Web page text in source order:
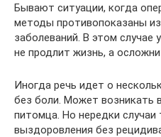
Бывают ситуации, когда
методы противопоказаны
заболеваний. В этом случае
не продлит жизнь, а
Иногда речь идет о
без боли. Может возникать
питомца. Но нередки случаи
выздоровления без